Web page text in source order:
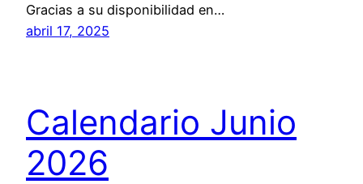
Gracias a su disponibilidad en…
abril 17, 2025
Calendario Junio
2026